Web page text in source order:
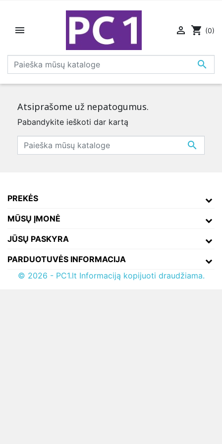


 shopping_cart (0)
Atsiprašome už nepatogumus.
Pabandykite ieškoti dar kartą

PREKĖS
MŪSŲ ĮMONĖ
JŪSŲ PASKYRA
PARDUOTUVĖS INFORMACIJA
© 2026 - PC1.lt Informaciją kopijuoti draudžiama.